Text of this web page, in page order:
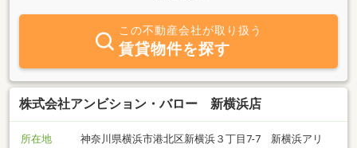
部屋ですのでしっかり納得のいくまで一緒に探しましょう！！アッ
トホームな雰囲気で居心地のいいお店作りを心掛けておりますので
是非お気軽にお立ち寄りください＾＿＾
この不動産会社が取り扱う
賃貸物件を探す
株式会社アンビション・バロー 新横浜店
所在地
神奈川県横浜市港北区新横浜３丁目7-7 新横浜アリ